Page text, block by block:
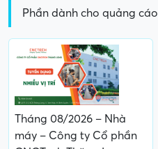
Phần dành cho quảng cáo
Tháng 08/2026 – Nhà
máy – Công ty Cổ phần